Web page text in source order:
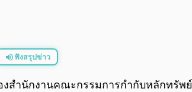
ฟังสรุปข่าว
องสำนักงานคณะกรรมการกำกับหลักท